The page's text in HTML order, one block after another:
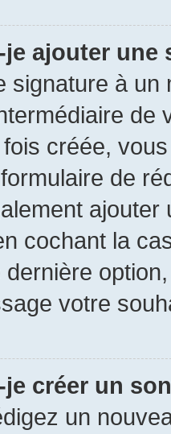
ajouter une
signature à un
fois créée,
de
cochant la
votre
créer un
un